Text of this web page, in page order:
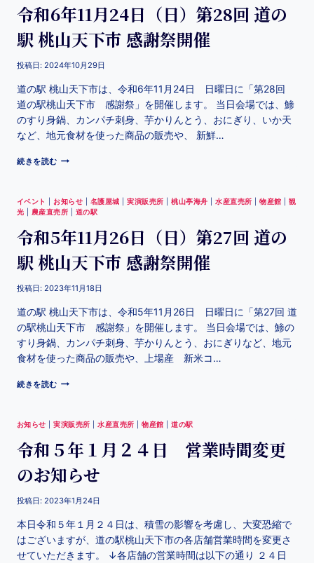
令和6年11月24日（日）第28回 道の
駅 桃山天下市 感謝祭開催
投稿日: 2024年10月29日
道の駅 桃山天下市は、令和6年11月24日 日曜日に「第28回
道の駅桃山天下市 感謝祭」を開催します。 当日会場では、鯵
のすり身鍋、カンパチ刺身、芋かりんとう、おにぎり、いか天
など、地元食材を使った商品の販売や、 新鮮…
続きを読む
イベント お知らせ 名護屋城 |実演販売所 |桃山亭海舟 |水産直売所 |物産館 |観
光
農産直売所 道の駅
令和5年11月26日（日）第27回 道の
駅 桃山天下市 感謝祭開催
投稿日: 2023年11月18日
道の駅 桃山天下市は、令和5年11月26日 日曜日に「第27回 道
の駅桃山天下市 感謝祭」を開催します。 当日会場では、鯵の
すり身鍋、カンパチ刺身、芋かりんとう、おにぎりなど、地元
食材を使った商品の販売や、上場産 新米コ…
続きを読む
お知らせ |実演販売所 |水産直売所 |物産館 |道の駅
令和５年１月２４日 営業時間変更
のお知らせ
投稿日: 2023年1月24日
本日令和５年１月２４日は、積雪の影響を考慮し、大変恐縮で
はございますが、道の駅桃山天下市の各店舗営業時間を変更さ
せていただきます。 ↓各店舗の営業時間は以下の通り ２４日